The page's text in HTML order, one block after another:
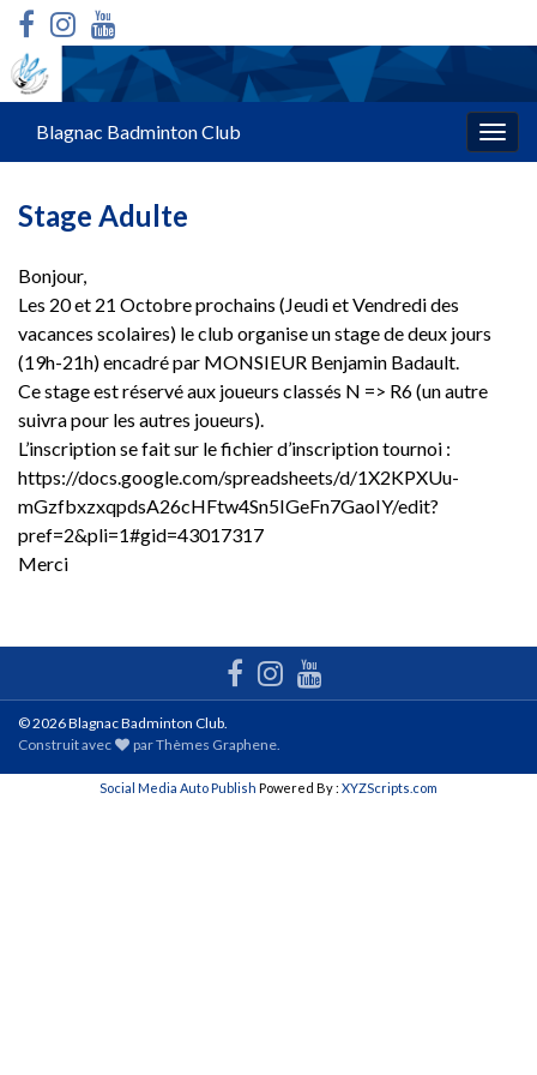
Blagnac Badminton Club
Stage Adulte
Bonjour,
Les 20 et 21 Octobre prochains (Jeudi et Vendredi des
vacances scolaires) le club organise un stage de deux jours
(19h-21h) encadré par MONSIEUR Benjamin Badault.
Ce stage est réservé aux joueurs classés N => R6 (un autre
suivra pour les autres joueurs).
L’inscription se fait sur le fichier d’inscription tournoi :
https://docs.google.com/spreadsheets/d/1X2KPXUu-
mGzfbxzxqpdsA26cHFtw4Sn5IGeFn7GaoIY/edit?
pref=2&pli=1#gid=43017317
Merci
© 2026 Blagnac Badminton Club.
Construit avec
parThèmes Graphene.
Social Media Auto Publish Powered By : XYZScripts.com